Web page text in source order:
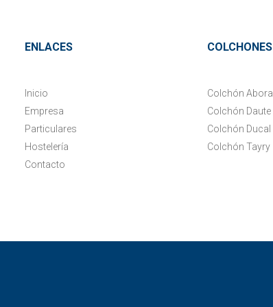
ENLACES
Inicio
Empresa
Particulares
Hostelería
Contacto
COLCHONES
Colchón Abora
Colchón Daute
Colchón Ducal
Colchón Tayry